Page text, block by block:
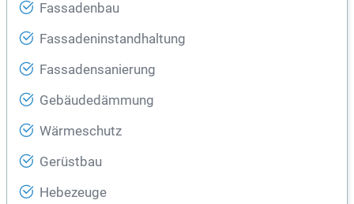
Fassadenbau
Fassadeninstandhaltung
Fassadensanierung
Gebäudedämmung
Wärmeschutz
Gerüstbau
Hebezeuge